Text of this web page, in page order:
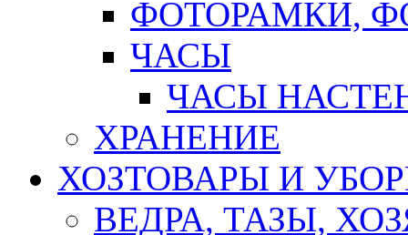
ФОТОРАМКИ,
ЧАСЫ
ЧАСЫ
ХРАНЕНИЕ
ХОЗТОВАРЫ И
ВЕДРА, ТАЗЫ,